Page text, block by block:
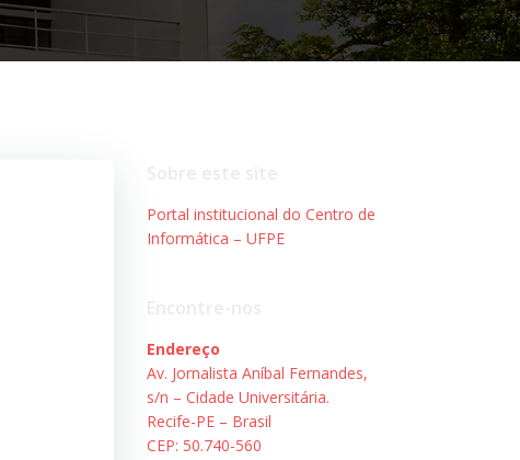
Portal institucional do Centro de
Informática – UFPE
Endereço
Av. Jornalista Aníbal Fernandes,
s/n – Cidade Universitária.
Recife-PE – Brasil
CEP: 50.740-560